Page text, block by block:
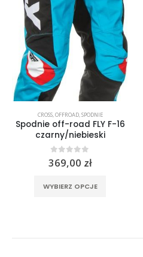
CROSS,OFFROAD,SPODNIE
Spodnie off-road FLY F-16
czarny/niebieski
0out of 5
369,00 zł
WYBIERZ OPCJE